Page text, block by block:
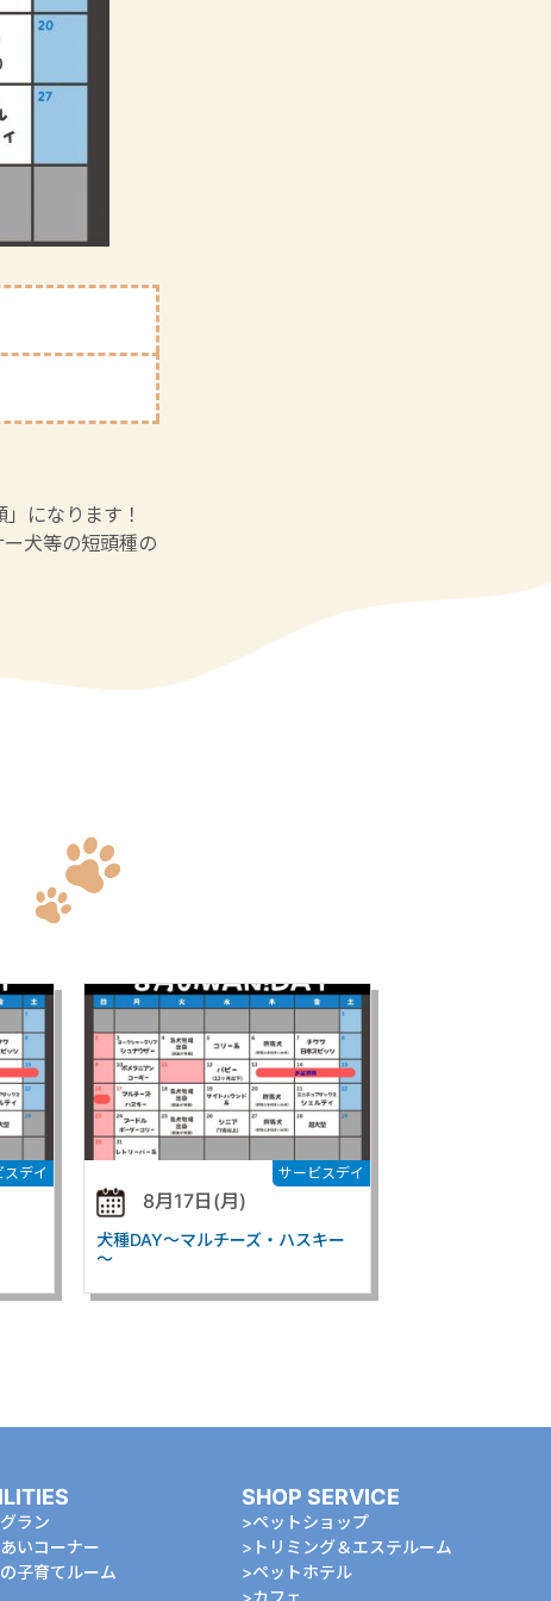
になります！
犬等の短頭種の
スデイ サービスデイ
8月17日(月)
犬種DAY～マルチーズ・ハスキー
～
ラン
いコーナー
⼦育てルーム
SHOP SERVICE
ペットショップ
トリミング＆エステルーム
ペットホテル
カフェ